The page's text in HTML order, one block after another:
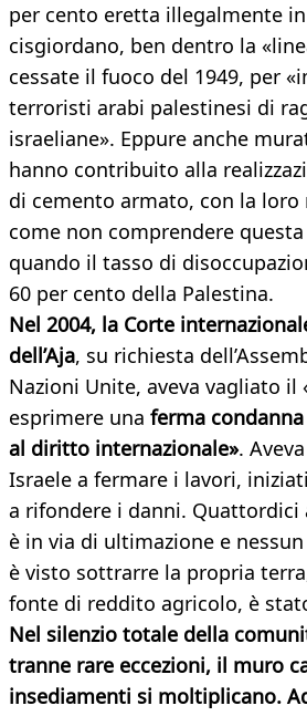
per cento eretta illegalmente
cisgiordano, ben dentro la
cessate il fuoco del 1949, per
terroristi arabi palestinesi di
israeliane». Eppure anche
hanno contribuito alla
di cemento armato, con la loro
come non comprendere
quando il tasso di
60 per cento della Palestina.
Nel 2004, la Corte
dell’Aja, su richiesta
Nazioni Unite, aveva vagliato il
esprimere una ferma
al diritto internazionale».
Israele a fermare i lavori,
a rifondere i danni.
è in via di ultimazione e
è visto sottrarre la propria
fonte di reddito agricolo, è
Nel silenzio totale della
tranne rare eccezioni, il muro
insediamenti si moltiplicano.